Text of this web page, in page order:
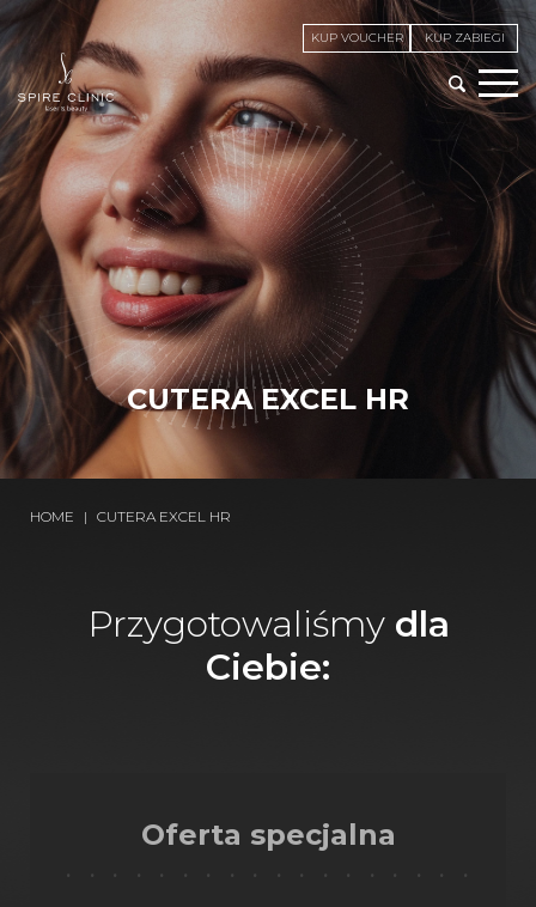
KUP VOUCHER KUP ZABIEGI
CUTERA EXCEL HR
HOME | CUTERA EXCEL HR
Przygotowaliśmy dla
Ciebie:
Oferta specjalna